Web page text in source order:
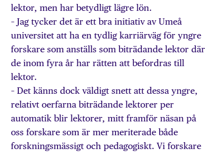
lektor, men har betydligt lägre lön.
– Jag tycker det är ett bra initiativ av Umeå
universitet att ha en tydlig karriärväg för yngre
forskare som anställs som biträdande lektor där
de inom fyra år har rätten att befordras till
lektor.
– Det känns dock väldigt snett att dessa yngre,
relativt oerfarna biträdande lektorer per
automatik blir lektorer, mitt framför näsan på
oss forskare som är mer meriterade både
forskningsmässigt och pedagogiskt. Vi forskare